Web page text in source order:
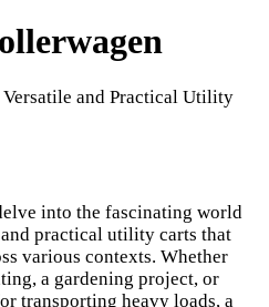
and Practical Utility
into the fascinating world
practical utility carts that
various contexts. Whether
a gardening project, or
transporting heavy loads, a